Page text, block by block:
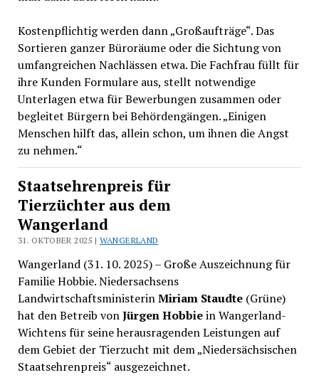
Kostenpflichtig werden dann „Großaufträge“. Das
Sortieren ganzer Büroräume oder die Sichtung von
umfangreichen Nachlässen etwa. Die Fachfrau füllt für
ihre Kunden Formulare aus, stellt notwendige
Unterlagen etwa für Bewerbungen zusammen oder
begleitet Bürgern bei Behördengängen. „Einigen
Menschen hilft das, allein schon, um ihnen die Angst
zu nehmen.“
Staatsehrenpreis für
Tierzüchter aus dem
Wangerland
31. OKTOBER 2025 | WANGERLAND
Wangerland (31. 10. 2025) – Große Auszeichnung für
Familie Hobbie. Niedersachsens
LandwirtschaftsministerinMiriam Staudte(Grüne)
hat den Betreib vonJürgen Hobbiein Wangerland-
Wichtens für seine herausragenden Leistungen auf
dem Gebiet der Tierzucht mit dem „Niedersächsischen
Staatsehrenpreis“ ausgezeichnet.